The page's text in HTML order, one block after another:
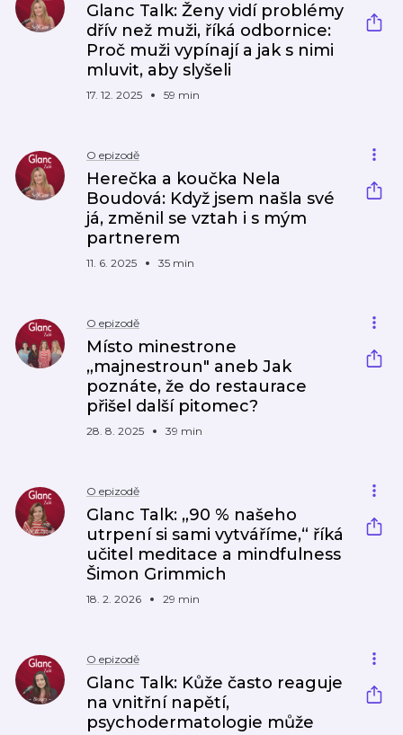
Glanc Talk: Ženy vidí problémy
dřív než muži, říká odbornice:
Proč muži vypínají a jak s nimi
mluvit, aby slyšeli
17. 12. 2025 59 min
O epizodě
Herečka a koučka Nela
Boudová: Když jsem našla své
já, změnil se vztah i s mým
partnerem
11. 6. 2025 35 min
O epizodě
Místo minestrone
„majnestroun" aneb Jak
poznáte, že do restaurace
přišel další pitomec?
28. 8. 2025 39 min
O epizodě
Glanc Talk: „90 % našeho
utrpení si sami vytváříme,“ říká
učitel meditace a mindfulness
Šimon Grimmich
18. 2. 2026 29 min
O epizodě
Glanc Talk: Kůže často reaguje
na vnitřní napětí,
psychodermatologie může